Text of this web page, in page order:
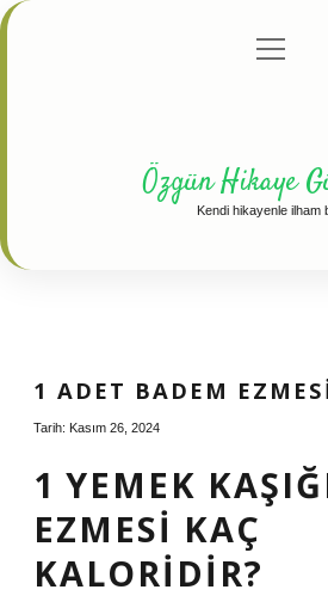
Gizlilik Politikası
menüyü
aç
Özgün Hikaye
Kendi hikayenle ilham
1 ADET BADEM
Tarih: Kasım 26, 2024
1 YEMEK
EZMESI KAÇ
KALORIDIR?